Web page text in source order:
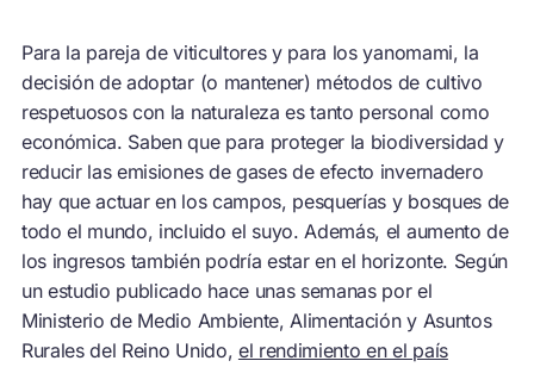
Para la pareja de viticultores y para los yanomami, la
decisión de adoptar (o mantener) métodos de cultivo
respetuosos con la naturaleza es tanto personal como
económica. Saben que para proteger la biodiversidad y
reducir las emisiones de gases de efecto invernadero
hay que actuar en los campos, pesquerías y bosques de
todo el mundo, incluido el suyo. Además, el aumento de
los ingresos también podría estar en el horizonte. Según
un estudio publicado hace unas semanas por el
Ministerio de Medio Ambiente, Alimentación y Asuntos
Rurales del Reino Unido, el rendimiento en el país